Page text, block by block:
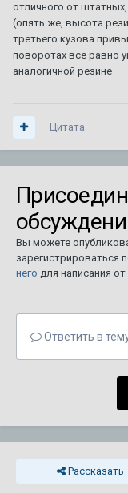
отличного от
(опять же, высота
третьего кузова
поворотах все равно
аналогичной резине
Цитата
Вы можете
зарегистрироваться
него для написания
Ответить в
Рассказать